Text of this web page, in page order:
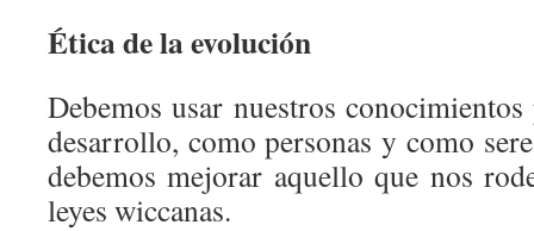
Ética de la evolución
Debemos usar nuestros
desarrollo, como personas y como
debemos mejorar aquello que nos
leyes wiccanas.